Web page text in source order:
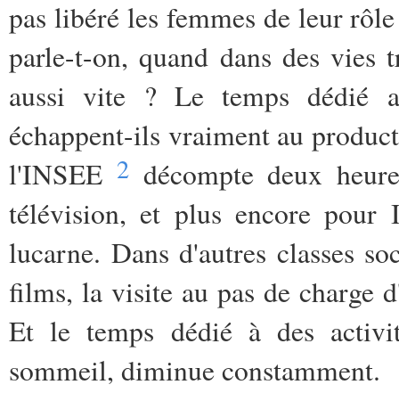
pas libéré les femmes de leur
parle-t-on, quand dans des
aussi vite ? Le temps dédié
échappent-ils vraiment au
l'INSEE 2décompte deux
télévision, et plus encore pour
lucarne. Dans d'autres classes
films, la visite au pas de charge
Et le temps dédié à des
sommeil, diminue constamment.